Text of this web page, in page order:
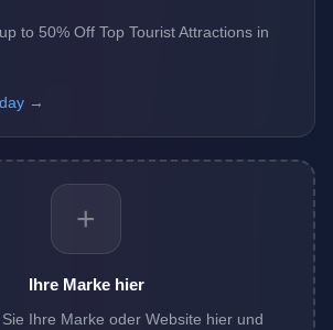
to 50% Off Top Tourist Attractions in
→
+
Ihre Marke hier
Ihre Marke oder Website hier und